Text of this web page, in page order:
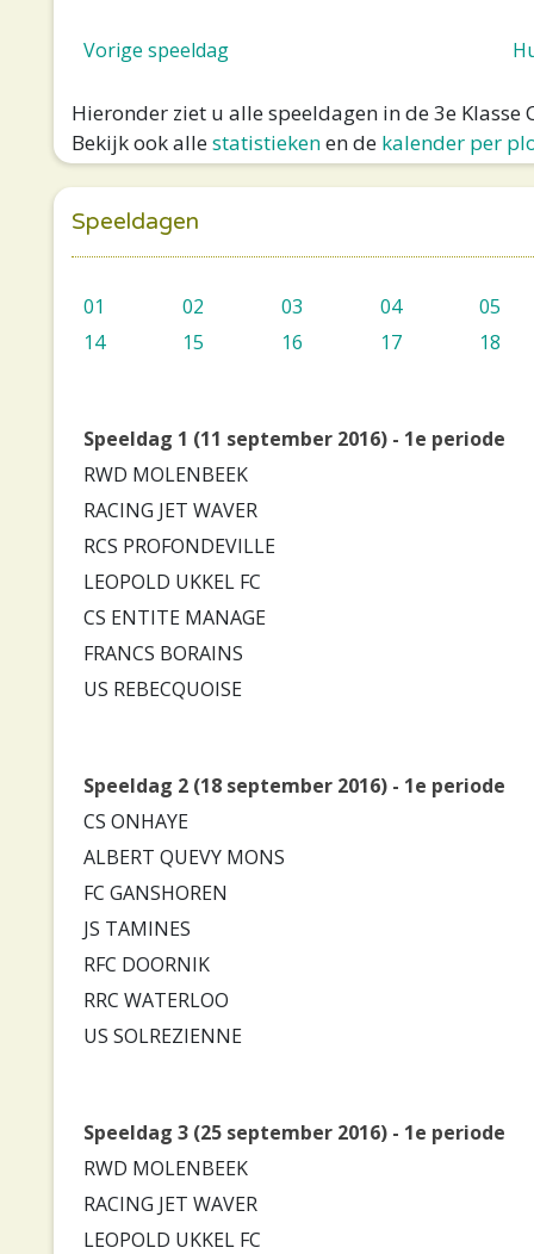
Vorige speeldag
Hieronder ziet u alle speeldagen in de 3e Klasse
Bekijk ook allestatistiekenen de kalender per
Speeldagen
01 02 03 04
05
14
15 16 17 18
Speeldag 1 (11 september 2016) - 1e periode
RWD MOLENBEEK
RACING JET WAVER
RCS PROFONDEVILLE
LEOPOLD UKKEL FC
CS ENTITE MANAGE
FRANCS BORAINS
US REBECQUOISE
Speeldag 2 (18 september 2016) - 1e periode
CS ONHAYE
ALBERT QUEVY MONS
FC GANSHOREN
JS TAMINES
RFC DOORNIK
RRC WATERLOO
US SOLREZIENNE
Speeldag 3 (25 september 2016) - 1e periode
RWD MOLENBEEK
RACING JET WAVER
LEOPOLD UKKEL FC